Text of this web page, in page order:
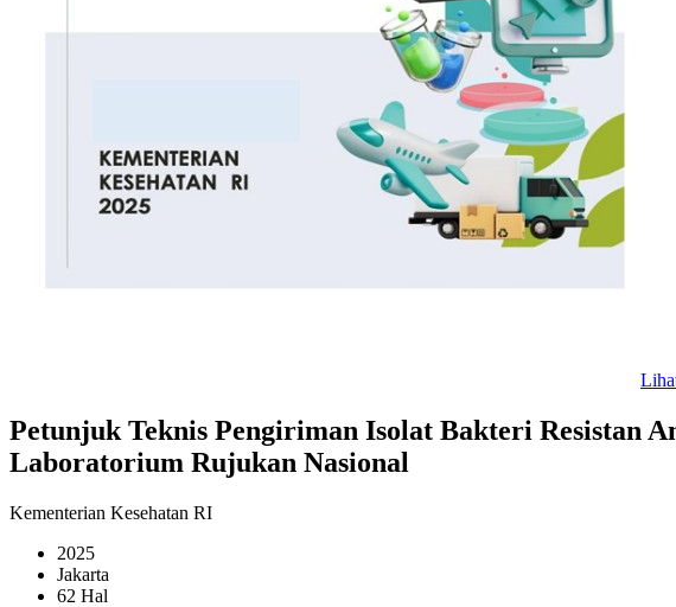
Petunjuk Teknis Pengiriman Isolat Bakteri Resistan
Laboratorium Rujukan Nasional
Kementerian Kesehatan RI
2025
Jakarta
62 Hal